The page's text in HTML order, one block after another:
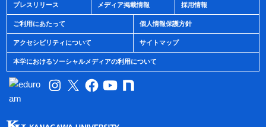
プレスリリース メディア掲載情報 採用情報
ご利用にあたって 個人情報保護方針
アクセシビリティについて サイトマップ
本学におけるソーシャルメディアの利用について